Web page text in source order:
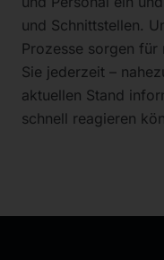
und Schnittstellen.
Prozesse sorgen für
Sie jederzeit –
aktuellen Stand
schnell reagieren